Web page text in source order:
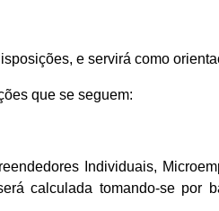
e servirá como
que se seguem:
Individuais,
calculada tomando-se por